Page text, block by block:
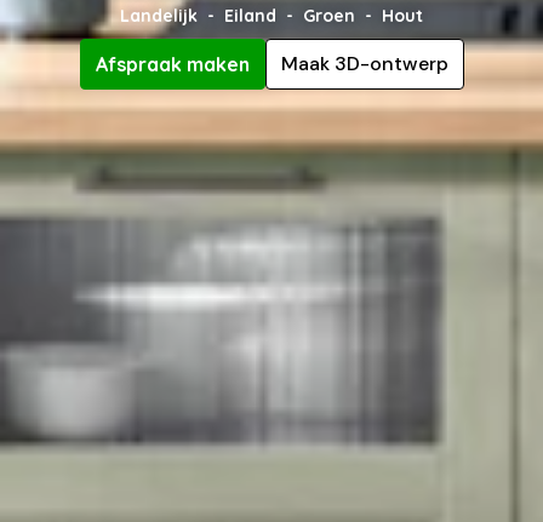
Landelijk Eiland Groen Hout
Afspraak maken Maak 3D-ontwerp